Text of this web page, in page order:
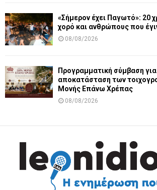
«Σήμερον έχει Παγωτό»: 20
χορό και ανθρώπους που
08/08/2026
Προγραμματική σύμβαση για
αποκατάσταση των
Μονής Επάνω Χρέπας
08/08/2026